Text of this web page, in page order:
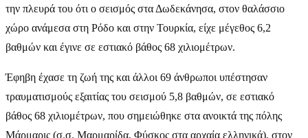
την πλευρά του ότι ο σεισμός στα Δωδεκάνησα, στον θαλάσσιο
χώρο ανάμεσα στη Ρόδο και στην Τουρκία, είχε μέγεθος 6,2
βαθμών και έγινε σε εστιακό βάθος 68 χιλιομέτρων.
Έφηβη έχασε τη ζωή της και άλλοι 69 άνθρωποι υπέστησαν
τραυματισμούς εξαιτίας του σεισμού 5,8 βαθμών, σε εστιακό
βάθος 68 χιλιομέτρων, που σημειώθηκε στα ανοικτά της πόλης
Μάρμαρις (σ.σ. Μαρμαρίδα, Φύσκος στα αρχαία ελληνικά), στον